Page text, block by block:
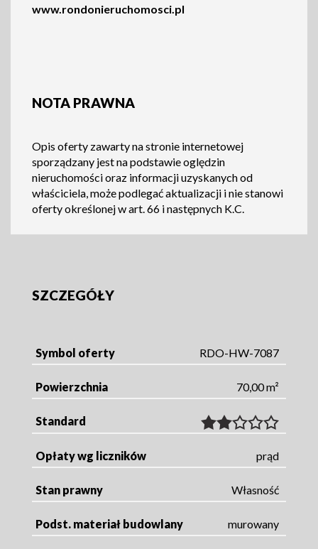
www.rondonieruchomosci.pl
NOTA PRAWNA
Opis oferty zawarty na stronie internetowej
sporządzany jest na podstawie oględzin
nieruchomości oraz informacji uzyskanych od
właściciela, może podlegać aktualizacji i nie stanowi
oferty określonej w art. 66 i następnych K.C.
SZCZEGÓŁY
Symbol oferty RDO-HW-7087
Powierzchnia 70,00 m²
Standard
Opłaty wg liczników prąd
Stan prawny Własność
Podst. materiał budowlany murowany